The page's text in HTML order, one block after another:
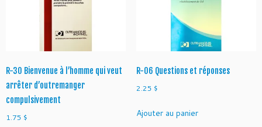
R-30 Bienvenue à l’homme qui veut
arrêter d’outremanger
compulsivement
1.75 $
R-06 Questions et réponses
2.25 $
Ajouter au panier